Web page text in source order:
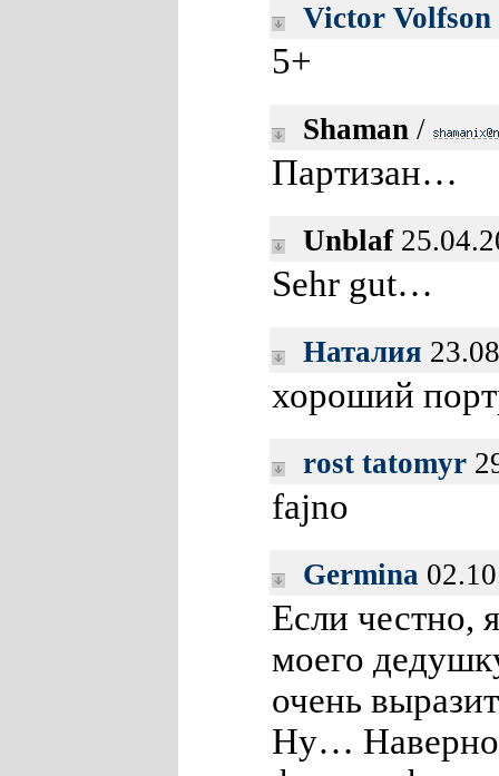
Victor Volfson
5+
Shaman /
Партизан…
Unblaf
Sehr gut…
Наталия
хороший
rost tatomyr
fajno
Germina
Если честно,
моего
очень
Ну…